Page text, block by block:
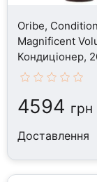
Oribe,
Magnificent
Кондиціонер,
4594 грн
Доставлення